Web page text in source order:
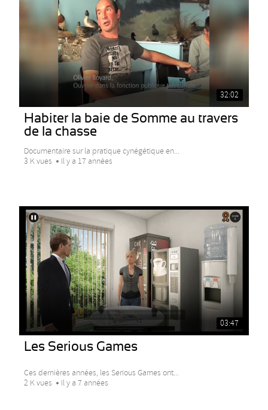
32:02
Habiter la baie de Somme au travers
de la chasse
Documentaire sur la pratique cynégétique en...
3 K vues
Il y a 17 années
03:47
Les Serious Games
Ces dernières années, les Serious Games ont...
2 K vues
Il y a 7 années